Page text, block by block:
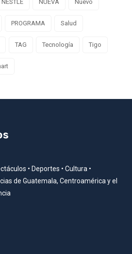
NESTLÉ NUEVA Nuevo
PROGRAMA Salud
TAG Tecnología Tigo
• Deportes • Cultura •
de Guatemala, Centroamérica y el